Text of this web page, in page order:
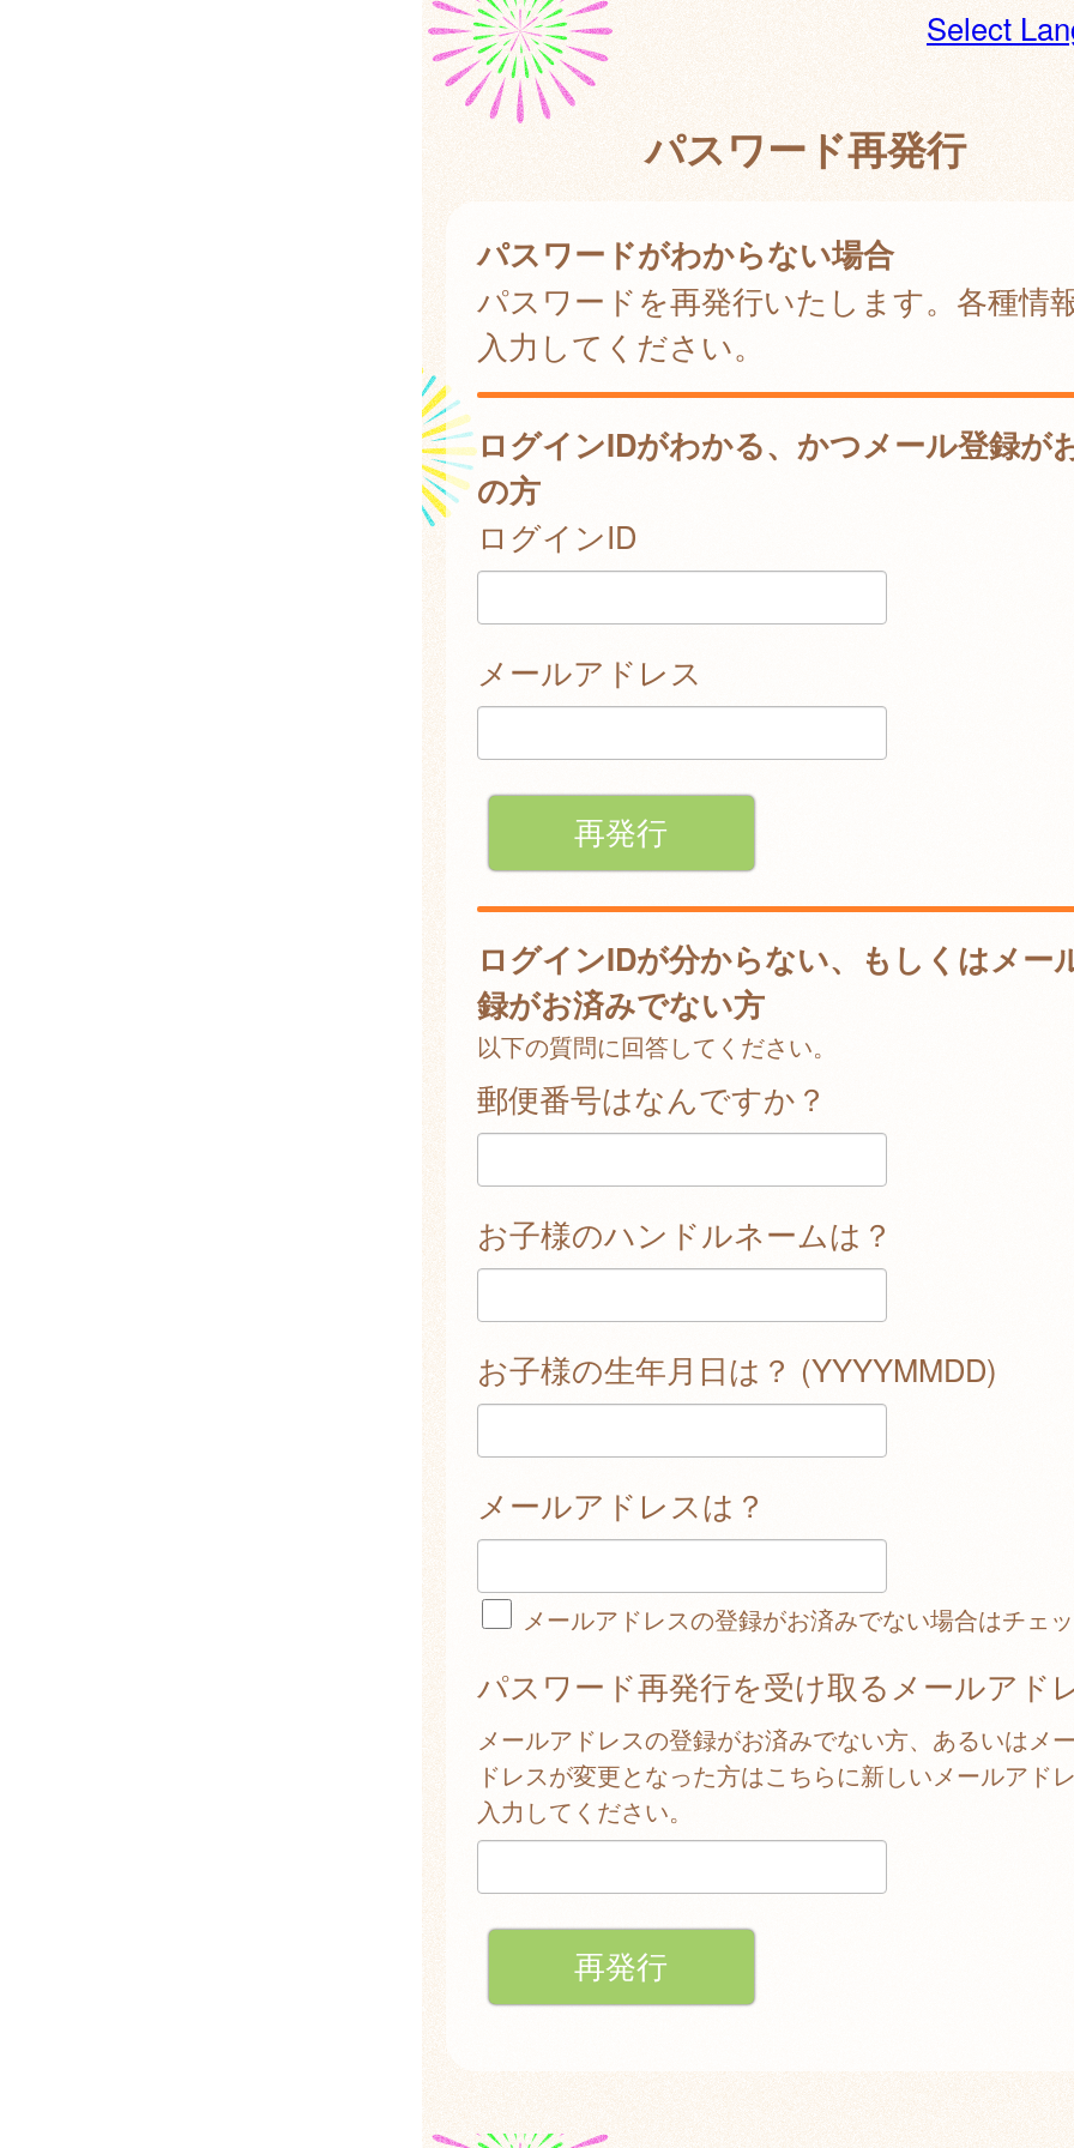
Select
パスワード再発行
パスワードがわからない場合
パスワードを再発行いたします。各種情
入力してください。
ログインIDがわかる、かつメール登録が
の方
ログインID
メールアドレス
ログインIDが分からない、もしくはメー
録がお済みでない方
以下の質問に回答してください。
郵便番号はなんですか？
お子様のハンドルネームは？
お子様の生年月日は？ (YYYYMMDD)
メールアドレスは？
メールアドレスの登録がお済みでない場合はチェ
パスワード再発行を受け取るメールアド
メールアドレスの登録がお済みでない方、あるいはメ
ドレスが変更となった方はこちらに新しいメールアド
入力してください。